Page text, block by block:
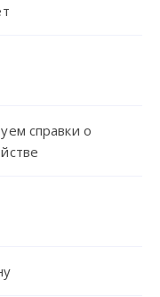
справки о